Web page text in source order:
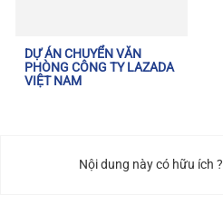
DỰ ÁN CHUYỂN VĂN
PHÒNG CÔNG TY LAZADA
VIỆT NAM
Nội dung này có hữu ích ?